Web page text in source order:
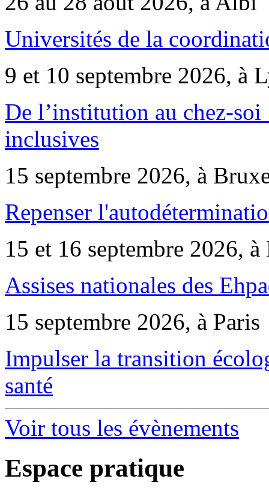
Universités de la
9 et 10 septembre 2026, à
De l’institution au chez-
inclusives
15 septembre 2026, à
Repenser
15 et 16 septembre 2026, à
Assises nationales des
15 septembre 2026, à Paris
Impulser la transition
santé
Voir tous les évènements
Espace pratique